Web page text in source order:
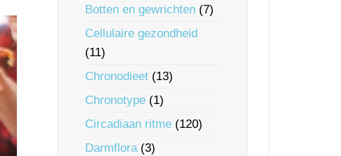
Botten en gewrichten (7)
Cellulaire gezondheid
(11)
Chronodieet (13)
Chronotype (1)
Circadiaan ritme (120)
Darmflora(3)